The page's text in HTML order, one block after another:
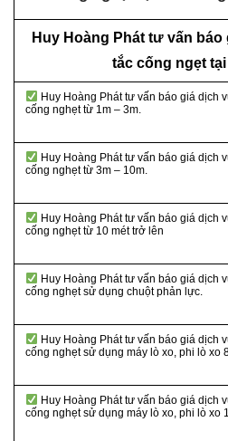
Huy Hoàng Phát tư vấn
tắc cống ngẹt
Huy Hoàng Phát tư vấn báo giá dịch
cống nghẹt từ 1m – 3m.
Huy Hoàng Phát tư vấn báo giá dịch
cống nghẹt từ 3m – 10m.
Huy Hoàng Phát tư vấn báo giá dịch
cống nghẹt từ 10 mét trở lên
Huy Hoàng Phát tư vấn báo giá dịch
cống nghẹt sử dụng chuột phản lực.
Huy Hoàng Phát tư vấn báo giá dịch
cống nghẹt sử dụng máy lò xo, phi lò xo
Huy Hoàng Phát tư vấn báo giá dịch
cống nghẹt sử dụng máy lò xo, phi lò xo